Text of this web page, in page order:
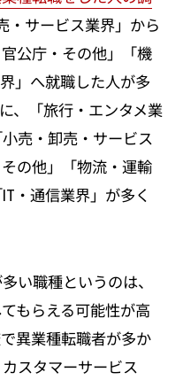
・サービス業界」から
公庁・その他」「機
」へ就職した人が多
、「旅行・エンタメ業
売・卸売・サービス
の他」「物流・運輸
・通信業界」が多く
い職種というのは、
もらえる可能性が高
異業種転職者が多か
スタマーサービス